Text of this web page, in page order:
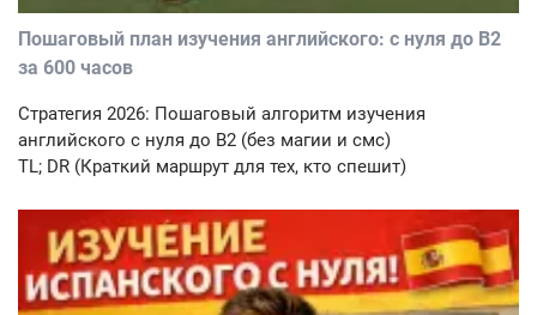
Пошаговый план изучения английского: с нуля до B2
за 600 часов
Стратегия 2026: Пошаговый алгоритм изучения
английского с нуля до B2 (без магии и смс)
TL; DR (Краткий маршрут для тех, кто спешит)